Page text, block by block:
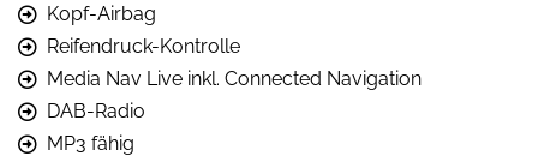
Kopf-Airbag
Reifendruck-Kontrolle
Media Nav Live inkl. Connected Navigation
DAB-Radio
MP3 fähig